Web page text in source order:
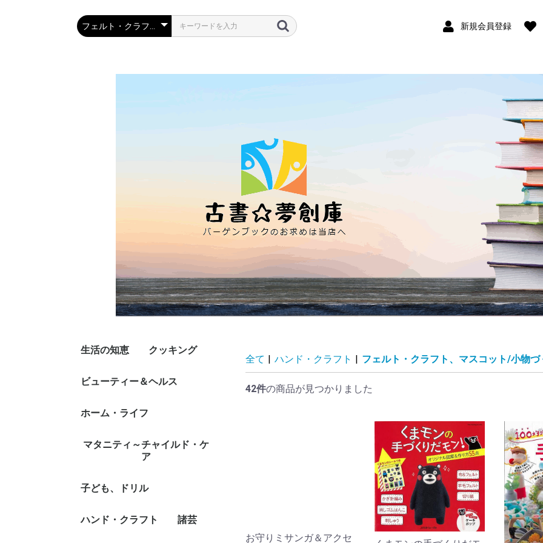
新規会員登録
生活の知恵
マナー、礼儀、人づき
冠婚葬祭
スピーチ、挨拶
手紙、文書、ペン習字
くらしの法律
節約術
カレンダー、暦、日
風水、家相
実用事典
その他生活の知恵、生
クッキング
人気調理人、料理研究
料理入門・基本
家庭料理
素材、調味料、スパイ
調理器具
健康食、栄養、ダイエ
イタリア料理、フラン
洋食、その他西洋料理
中華料理
アジア料理
その他各国料理
和食、蕎麦、うどん、
おべんとう
パン
お菓子、スイーツ
フルーツ
シチュエーション別料
酒、ドリンク
専門料理、プロ用料理
その他料理
ビューティー＆ヘルス
ファッション、デザイ
ファッション・グッズ
和装、着付け
美容、ヘアケア、ネイ
ダイエット
ダイエット・グッズ付
家庭医学、体の知識
女性の医学
メンタルヘルス
健康法・長寿
健康グッズ付書籍
介護
ホーム・ライフ
ハウジング、リフォー
インテリア
雑貨
雑貨/ステーショナリ
ー/便利グッズ付書籍
家事、整理、収納
DIY
ガーデニング、園芸
ペット
マタニティ～チャイルド・ケ
ア
妊娠、出産、名付け
乳児ケア
子育て、食育
しつけ
子ども、ドリル
ファースト・ブック
未就学児向け絵本/も
低学年向読み物/絵本
中学年向読み物/絵本
高学年向読み物
キャラクター本/DVD
ファンシー、着せ替
ゲーム、遊び、なぞな
学習モノ/学習事典・
観察図鑑、飼育
工作
しかけ絵本
幼児向けドリル
就学児生向け参考書/
その他児童書/DVD
ハンド・クラフト 諸芸
全て | ハンド・クラフト | フェルト・クラフト、マスコット/小物づ
42件の商品が見つかりました
お守りミサンガ＆アクセ